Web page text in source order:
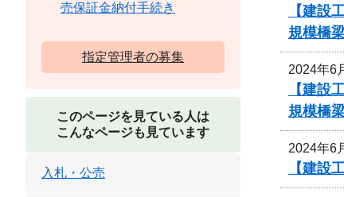
【建設
規模橋
2024年6
【建設
規模橋
2024年6
【建設
売保証金納付手続き
指定管理者の募集
このページを見ている人は
こんなページも見ています
入札・公売